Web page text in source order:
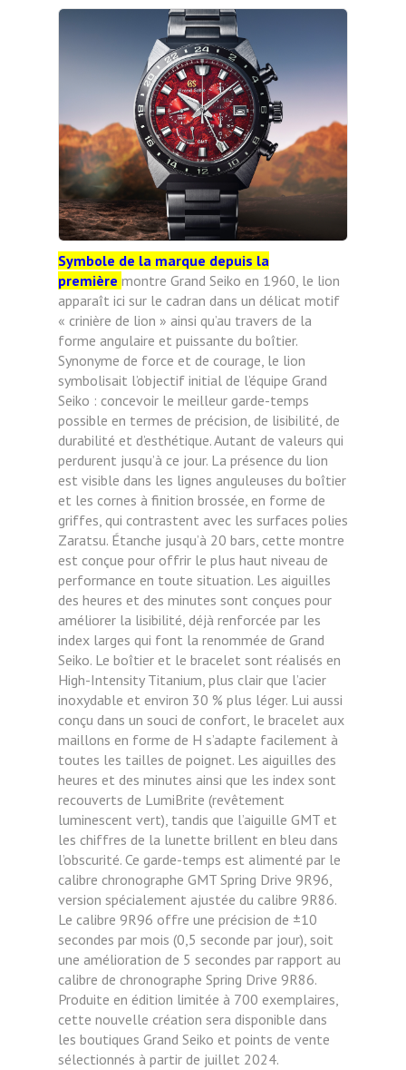
Symbole de la marque depuis la
première montre Grand Seiko en 1960, le lion
apparaît ici sur le cadran dans un délicat motif
« crinière de lion » ainsi qu’au travers de la
forme angulaire et puissante du boîtier.
Synonyme de force et de courage, le lion
symbolisait l’objectif initial de l’équipe Grand
Seiko : concevoir le meilleur garde-temps
possible en termes de précision, de lisibilité, de
durabilité et d’esthétique. Autant de valeurs qui
perdurent jusqu’à ce jour. La présence du lion
est visible dans les lignes anguleuses du boîtier
et les cornes à finition brossée, en forme de
griffes, qui contrastent avec les surfaces polies
Zaratsu. Étanche jusqu’à 20 bars, cette montre
est conçue pour offrir le plus haut niveau de
performance en toute situation. Les aiguilles
des heures et des minutes sont conçues pour
améliorer la lisibilité, déjà renforcée par les
index larges qui font la renommée de Grand
Seiko. Le boîtier et le bracelet sont réalisés en
High-Intensity Titanium, plus clair que l’acier
inoxydable et environ 30 % plus léger. Lui aussi
conçu dans un souci de confort, le bracelet aux
maillons en forme de H s’adapte facilement à
toutes les tailles de poignet. Les aiguilles des
heures et des minutes ainsi que les index sont
recouverts de LumiBrite (revêtement
luminescent vert), tandis que l’aiguille GMT et
les chiffres de la lunette brillent en bleu dans
l’obscurité. Ce garde-temps est alimenté par le
calibre chronographe GMT Spring Drive 9R96,
version spécialement ajustée du calibre 9R86.
Le calibre 9R96 offre une précision de ±10
secondes par mois (0,5 seconde par jour), soit
une amélioration de 5 secondes par rapport au
calibre de chronographe Spring Drive 9R86.
Produite en édition limitée à 700 exemplaires,
cette nouvelle création sera disponible dans
les boutiques Grand Seiko et points de vente
sélectionnés à partir de juillet 2024.